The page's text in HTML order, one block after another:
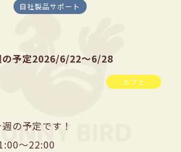
自社製品サポート
の予定2026/6/22〜6/28
カフェ
の予定です！
〜22:00